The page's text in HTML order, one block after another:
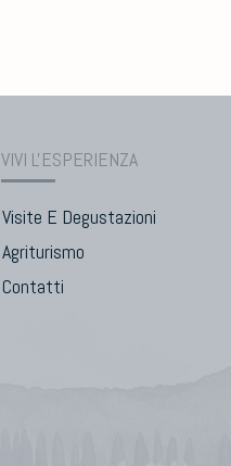
VIVI L'ESPERIENZA
Visite E Degustazioni
Agriturismo
Contatti